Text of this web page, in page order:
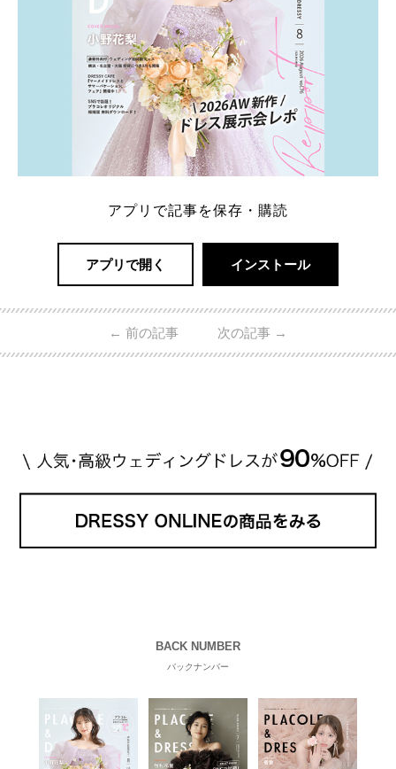
アプリで記事を保存・購読
アプリで開く インストール
← 前の記事 次の記事 →
BACK NUMBER
バックナンバー